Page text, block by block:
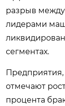
разрыв
лидерами
сегментах.
Предприятия,
отмечают
процента